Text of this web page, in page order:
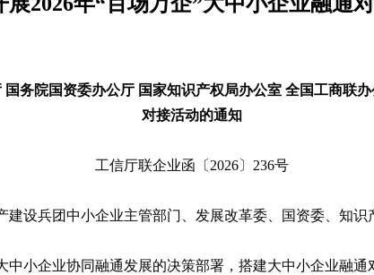
务院国资委办公厅 国家知识产权局办公室 全国工商联
对接活动的通知
工信厅联企业函〔2026〕236号
设兵团中小企业主管部门、发展改革委、国资委、知识
中小企业协同融通发展的决策部署，搭建大中小企业融